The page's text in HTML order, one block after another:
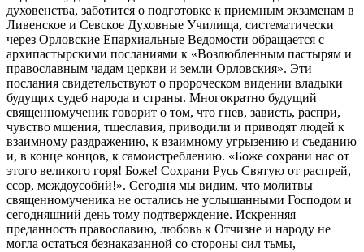
духовенства, заботится о подготовке к приемным экзаменам в
Ливенское и Севское Духовные Училища, систематически
через Орловские Епархиальные Ведомости обращается с
архипастырскими посланиями к «Возлюбленным пастырям и
православным чадам церкви и земли Орловския». Эти
послания свидетельствуют о пророческом видении владыки
будущих судеб народа и страны. Многократно будущий
священномученик говорит о том, что гнев, зависть, распри,
чувство мщения, тщеславия, приводили и приводят людей к
взаимному раздражению, к взаимному угрызению и съеданию
и, в конце концов, к самоистреблению. «Боже сохрани нас от
этого великого горя! Боже! Сохрани Русь Святую от распрей,
ссор, междоусобий!». Сегодня мы видим, что молитвы
священномученика не остались не услышанными Господом и
сегодняшний день тому подтверждение. Искренняя
преданность православию, любовь к Отчизне и народу не
могла остаться безнаказанной со стороны сил тьмы,